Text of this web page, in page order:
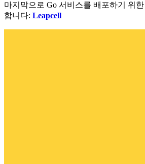
마지막으로 Go 서비스를 배포하기 위
합니다: Leapcell